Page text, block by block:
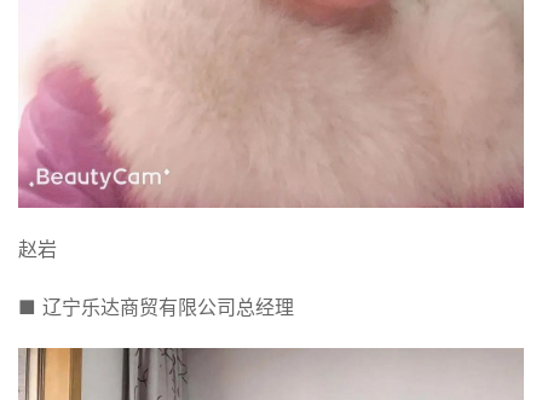
赵岩
■ 辽宁乐达商贸有限公司总经理